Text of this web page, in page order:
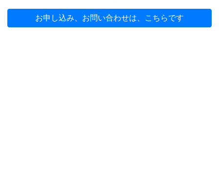
お申し込み、お問い合わせは、こちらです